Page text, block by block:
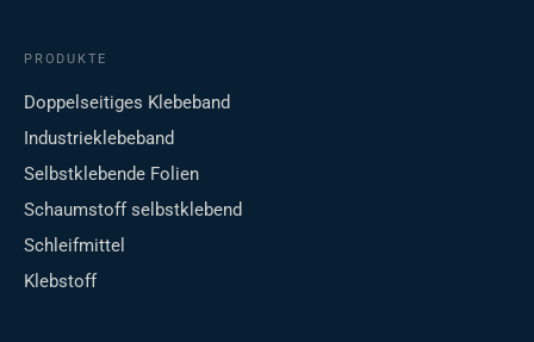
PRODUKTE
Doppelseitiges Klebeband
Industrieklebeband
Selbstklebende Folien
Schaumstoff selbstklebend
Schleifmittel
Klebstoff